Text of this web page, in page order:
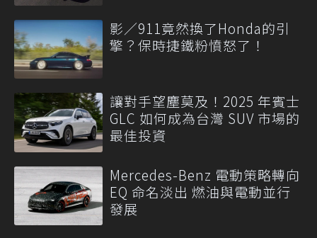
影／911竟然換了Honda的引
擎？保時捷鐵粉憤怒了！
讓對手望塵莫及！2025 年賓士
GLC 如何成為台灣 SUV 市場的
最佳投資
Mercedes-Benz 電動策略轉向
EQ 命名淡出 燃油與電動並行
發展